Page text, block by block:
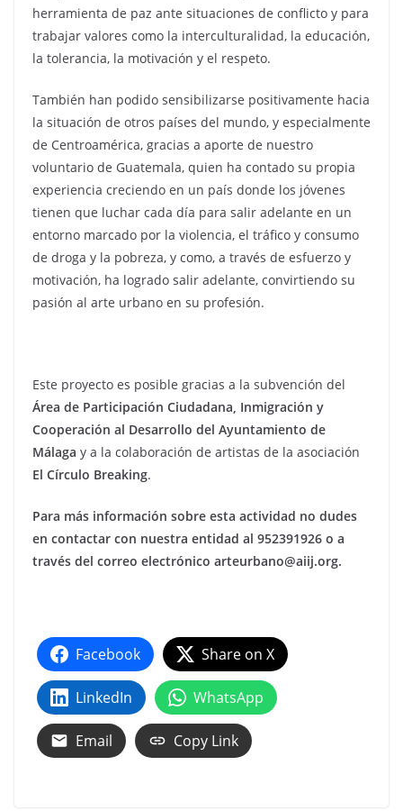
herramienta de paz ante situaciones de conflicto y para
trabajar valores como la interculturalidad, la educación,
la tolerancia, la motivación y el respeto.
También han podido sensibilizarse positivamente hacia
la situación de otros países del mundo, y especialmente
de Centroamérica, gracias a aporte de nuestro
voluntario de Guatemala, quien ha contado su propia
experiencia creciendo en un país donde los jóvenes
tienen que luchar cada día para salir adelante en un
entorno marcado por la violencia, el tráfico y consumo
de droga y la pobreza, y como, a través de esfuerzo y
motivación, ha logrado salir adelante, convirtiendo su
pasión al arte urbano en su profesión.
Este proyecto es posible gracias a la subvención del
Área de Participación Ciudadana, Inmigración y
Cooperación al Desarrollo del Ayuntamiento de
Málaga y a la colaboración de artistas de la asociación
El Círculo Breaking.
Para más información sobre esta actividad no dudes
en contactar con nuestra entidad al 952391926 o a
través del correo electrónico arteurbano@aiij.org.
Facebook Share on X
LinkedIn WhatsApp
Email Copy Link